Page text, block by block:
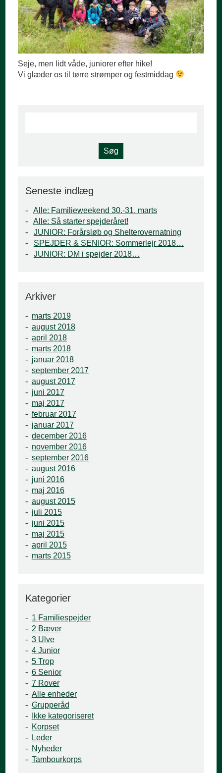
Seje, men lidt våde, juniorer efter hike!
Vi glæder os til tørre strømper og festmiddag
Seneste indlæg
Alle: Familieweekend 30.-31. marts
Alle: Så starter spejderåret!
JUNIOR: Forårsløb og Shelterovernatning
SPEJDER & SENIOR: Sommerlejr 2018…
JUNIOR: DM i spejder 2018…
Arkiver
marts 2019
august 2018
april 2018
marts 2018
januar 2018
september 2017
august 2017
juni 2017
maj 2017
februar 2017
januar 2017
december 2016
november 2016
september 2016
august 2016
juni 2016
maj 2016
august 2015
juli 2015
juni 2015
maj 2015
april 2015
marts 2015
Kategorier
1 Familiespejder
2 Bæver
3 Ulve
4 Junior
5 Trop
6 Senior
7 Rover
Alle enheder
Grupperåd
Ikke kategoriseret
Korpset
Leder
Nyheder
Tambourkorps